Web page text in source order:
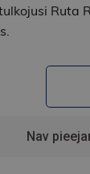
Ruta
Nav